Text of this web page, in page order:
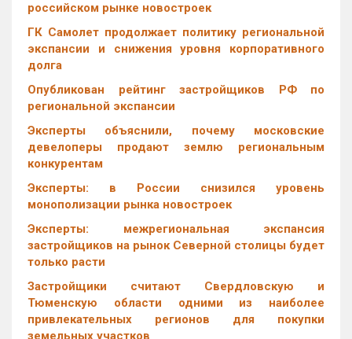
российском рынке новостроек
ГК Самолет продолжает политику региональной
экспансии и снижения уровня корпоративного
долга
Опубликован рейтинг застройщиков РФ по
региональной экспансии
Эксперты объяснили, почему московские
девелоперы продают землю региональным
конкурентам
Эксперты: в России снизился уровень
монополизации рынка новостроек
Эксперты: межрегиональная экспансия
застройщиков на рынок Северной столицы будет
только расти
Застройщики считают Свердловскую и
Тюменскую области одними из наиболее
привлекательных регионов для покупки